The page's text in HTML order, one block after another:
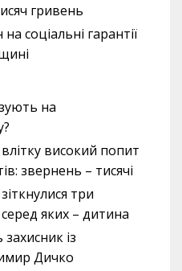
гривень
соціальні гарантії
на
високий попит
звернень – тисячі
три
серед яких – дитина
захисник із
Дичко